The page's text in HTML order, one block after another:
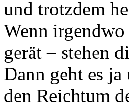
und trotzdem
Wenn irgendwo
gerät – stehen
Dann geht es
den Reichtum